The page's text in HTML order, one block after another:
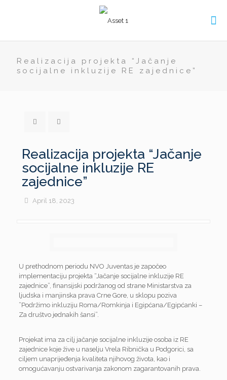
Realizacija projekta “Jačanje
socijalne inkluzije RE zajednice”
Realizacija projekta “Jačanje
socijalne inkluzije RE
zajednice”
April 18, 2023
U prethodnom periodu NVO Juventas je započeo
implementaciju projekta “Jačanje socijalne inkluzije RE
zajednice”, finansijski podržanog od strane Ministarstva za
ljudska i manjinska prava Crne Gore, u sklopu poziva
”Podržimo inkluziju Roma/Romkinja i Egipćana/Egipćanki –
Za društvo jednakih šansi”.
Projekat ima za cilj jačanje socijalne inkluzije osoba iz RE
zajednice koje žive u naselju Vrela Ribnička u Podgorici, sa
ciljem unaprijeđenja kvaliteta njihovog života, kao i
omogućavanju ostvarivanja zakonom zagarantovanih prava.